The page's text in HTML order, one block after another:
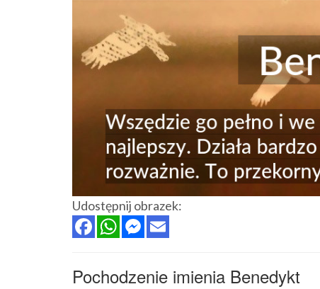
Udostępnij obrazek:
Pochodzenie imienia Benedykt